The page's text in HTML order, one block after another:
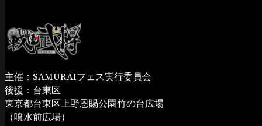
主催：SAMURAIフェス実行委員会
後援：台東区
東京都台東区上野恩賜公園竹の台広場
（噴水前広場）